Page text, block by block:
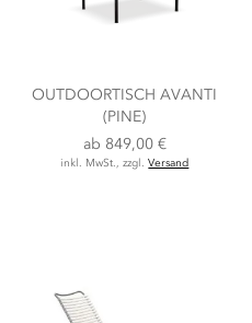
OUTDOORTISCH AVANTI
(PINE)
ab 849,00 €
inkl. MwSt., zzgl.Versand